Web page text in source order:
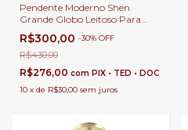
Pendente Moderno Shen
Grande Globo Leitoso Para
Quarto, Sala, Escada,
Cabeceira de Cama e Lavabos.
R$300,00 -30% OFF
R$430,00
R$276,00 com PIX • TED • DOC
10 x de R$30,00 sem juros